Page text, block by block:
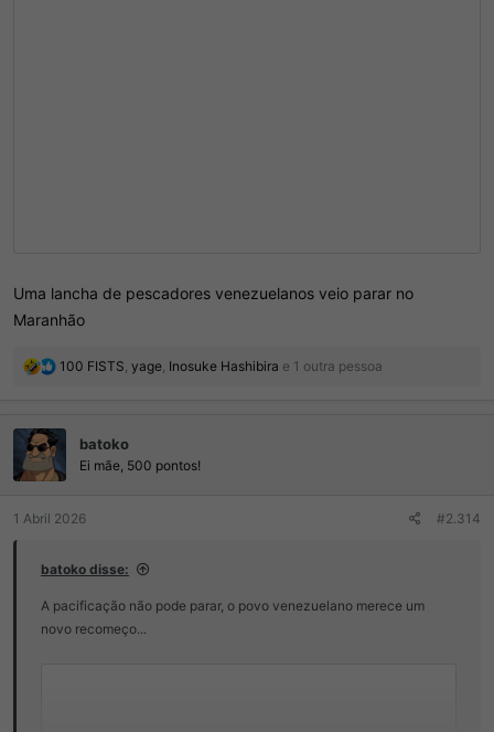
Uma lancha de pescadores venezuelanos veio parar no
Maranhão
R
ç
e
s
100 FISTS, yage, Inosuke Hashibira e 1 outra pessoa
batoko
Ei mãe, 500 pontos!
1 Abril 2026 #2.314
batoko disse:
A pacificação não pode parar, o povo venezuelano merece um
novo recomeço...